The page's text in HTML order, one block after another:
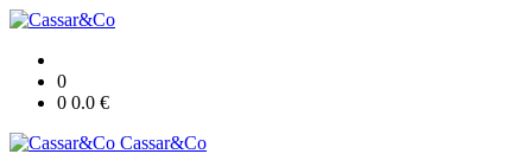
0
0 0.0 €
Cassar&Co